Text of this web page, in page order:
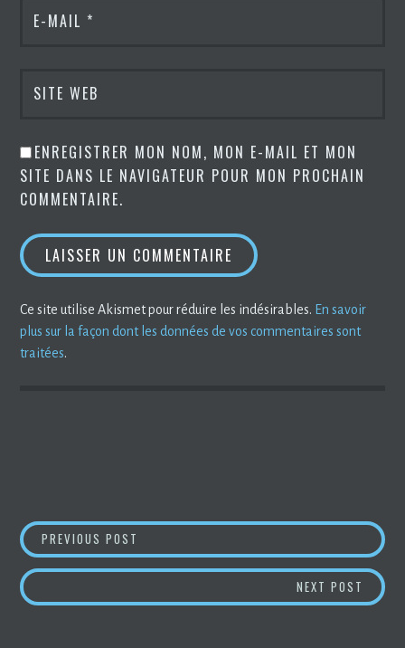
E-MAIL *
SITE WEB
ENREGISTRER MON NOM, MON E-MAIL ET MON
SITE DANS LE NAVIGATEUR POUR MON PROCHAIN
COMMENTAIRE.
Ce site utilise Akismet pour réduire les indésirables. En savoir
plus sur la façon dont les données de vos commentaires sont
traitées.
NAVIGATION
DE
PREVIOUS POST MÉMO : CARACTÈRES ASCII, UTF, HTML,
NEXT POST